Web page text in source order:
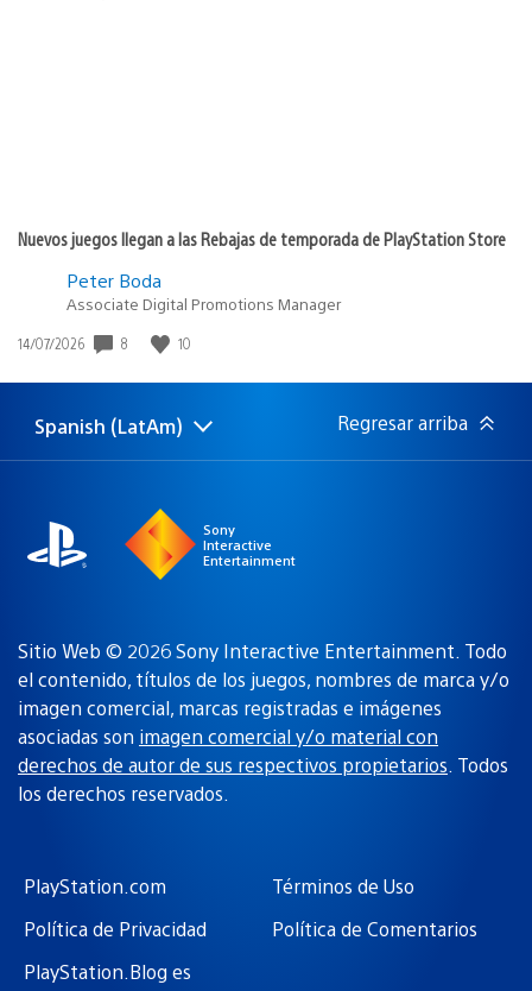
Nuevos juegos llegan a las Rebajas de temporada de PlayStation Store
Peter Boda
Associate Digital Promotions Manager
Fecha
publicación:
14/07/2026 8 10
Elige
Región
Spanish (LatAm) Regresar arriba
Sony
Interactive
Entertainment
Sitio Web © 2026 Sony Interactive Entertainment. Todo
el contenido, títulos de los juegos, nombres de marca y/o
imagen comercial, marcas registradas e imágenes
asociadas son imagen comercial y/o material con
derechos de autor de sus respectivos propietarios. Todos
los derechos reservados.
PlayStation.com
Términos de Uso
Política de Privacidad
Política de Comentarios
PlayStation.Blog es